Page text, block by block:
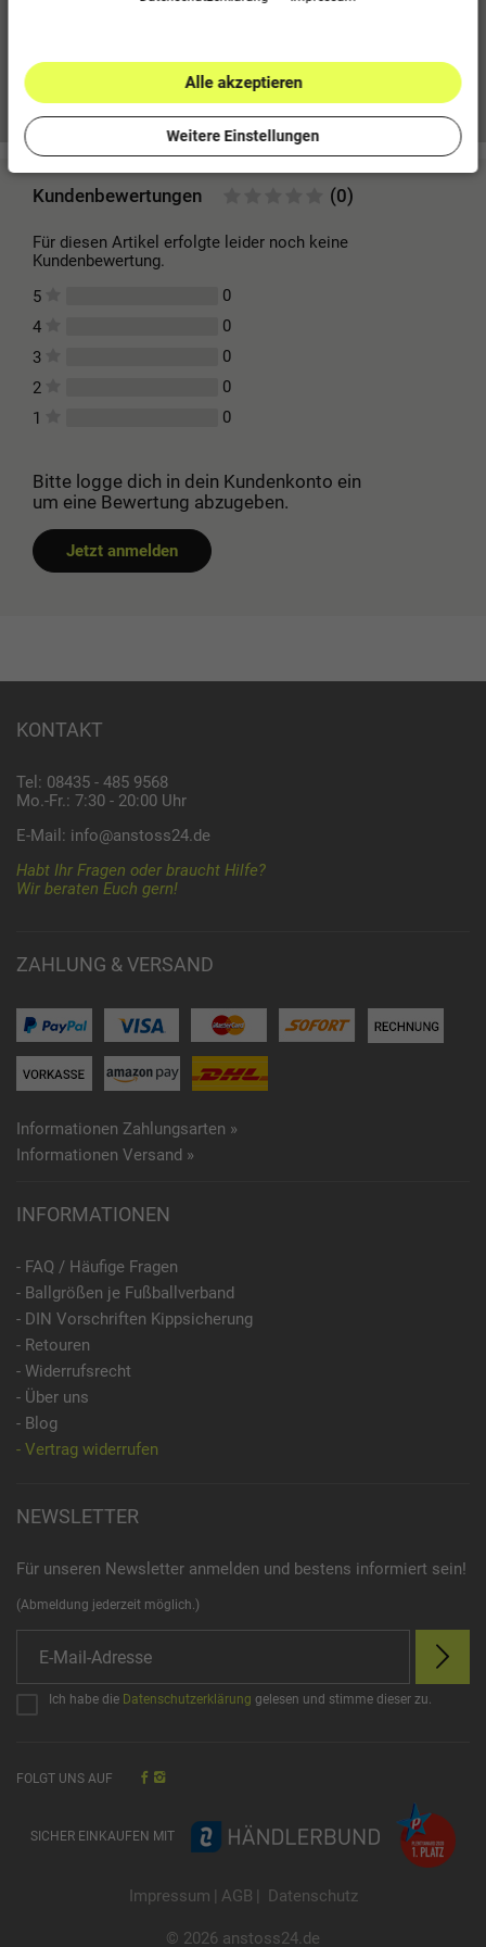
Mehr Informationen zum EU Verantwortlichen »
Kundenbewertungen (0)
Für diesen Artikel erfolgte leider noch keine
Kundenbewertung.
5
0
4
0
3
0
2
0
1
0
Bitte logge dich in dein Kundenkonto ein
um eine Bewertung abzugeben.
Jetzt anmelden
KONTAKT
Tel: 08435 - 485 9568
Mo.-Fr.: 7:30 - 20:00 Uhr
E-Mail: info@anstoss24.de
Habt Ihr Fragen oder braucht Hilfe?
Wir beraten Euch gern!
ZAHLUNG & VERSAND
Informationen Zahlungsarten »
Informationen Versand »
INFORMATIONEN
- FAQ / Häufige Fragen
- Ballgrößen je Fußballverband
- DIN Vorschriften Kippsicherung
- Retouren
- Widerrufsrecht
- Über uns
- Blog
- Vertrag widerrufen
NEWSLETTER
Für unseren Newsletter anmelden und bestens informiert sein!
(Abmeldung jederzeit möglich.)
Ich habe die Datenschutzerklärung gelesen und stimme dieser zu.
FOLGT UNS AUF
SICHER EINKAUFEN MIT
Impressum | AGB | Datenschutz
© 2026 anstoss24.de
Alle akzeptieren
Weitere Einstellungen